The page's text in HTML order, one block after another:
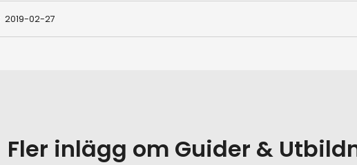
2019-02-27
Fler inlägg om Guider &